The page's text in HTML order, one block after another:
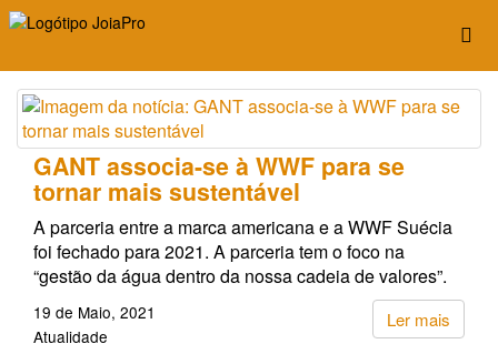
GANT associa-se à WWF para se
tornar mais sustentável
A parceria entre a marca americana e a WWF Suécia
foi fechado para 2021. A parceria tem o foco na
“gestão da água dentro da nossa cadeia de valores”.
Ler mais
19 de Maio, 2021
Atualidade